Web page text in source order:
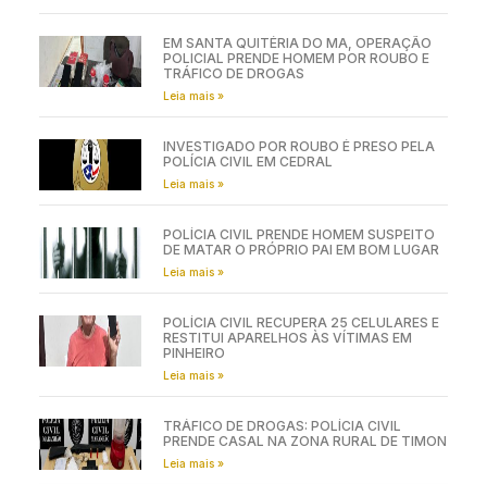
EM SANTA QUITÉRIA DO MA, OPERAÇÃO
POLICIAL PRENDE HOMEM POR ROUBO E
TRÁFICO DE DROGAS
Leia mais »
INVESTIGADO POR ROUBO É PRESO PELA
POLÍCIA CIVIL EM CEDRAL
Leia mais »
POLÍCIA CIVIL PRENDE HOMEM SUSPEITO
DE MATAR O PRÓPRIO PAI EM BOM LUGAR
Leia mais »
POLÍCIA CIVIL RECUPERA 25 CELULARES E
RESTITUI APARELHOS ÀS VÍTIMAS EM
PINHEIRO
Leia mais »
TRÁFICO DE DROGAS: POLÍCIA CIVIL
PRENDE CASAL NA ZONA RURAL DE TIMON
Leia mais »